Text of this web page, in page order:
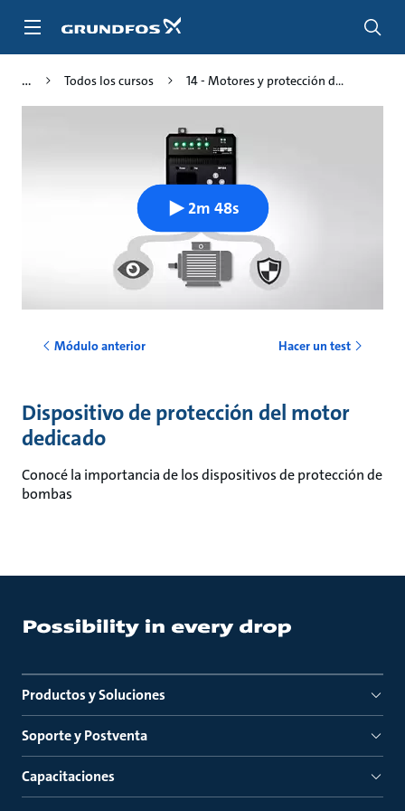
Todos los cursos 14 - Motores y protección d...
2m 48s
Módulo anterior Hacer un test
Dispositivo de protección del motor
dedicado
Conocé la importancia de los dispositivos de protección de
bombas
Productos y Soluciones
Soporte y Postventa
Capacitaciones